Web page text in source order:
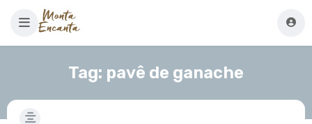
Tag: pavê de ganache